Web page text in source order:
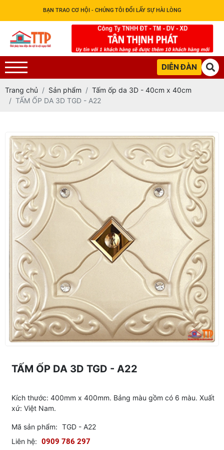
BẠN TRAO CƠ HỘI - CHÚNG TÔI ĐỔI LẤY SỰ HÀI LÒNG
DIỄN ĐÀN
Trang chủ Sản phẩm
Tấm ốp da 3D - 40cm x 40cm
TẤM ỐP DA 3D TGD - A22
TẤM ỐP DA 3D TGD - A22
Kích thước: 400mm x 400mm. Bảng màu gồm có 6 màu. Xuất
xứ: Việt Nam.
Mã sản phẩm: TGD - A22
Liên hệ: 0909 786 297